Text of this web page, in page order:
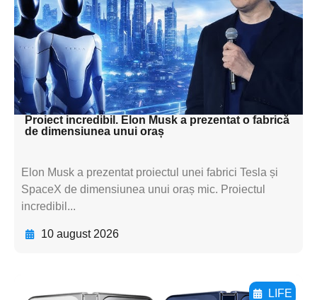
textul pentru
subtitluAdaugă aici
textul pentru
subtitluAdaugă aici
textul pentru subti
Proiect incredibil. Elon Musk a prezentat o fabrică
de dimensiunea unui oraș
Elon Musk a prezentat proiectul unei fabrici Tesla și
SpaceX de dimensiunea unui oraș mic. Proiectul
incredibil...
10 august 2026
LIFE